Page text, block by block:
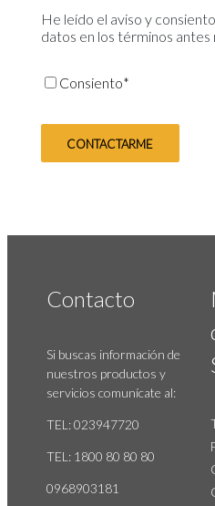
He leído el aviso y
datos en los términos antes
Consiento*
Contacto
Si buscas información de
nuestros productos y
servicios comunícate al:
TEL: 023947720
TEL: 1800 80 80 80
0968903181